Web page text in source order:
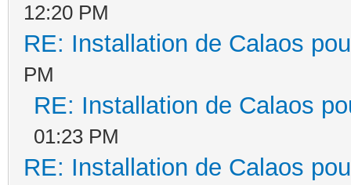
12:20 PM
RE: Installation de Calaos
PM
RE: Installation de Calaos
01:23 PM
RE: Installation de Calaos